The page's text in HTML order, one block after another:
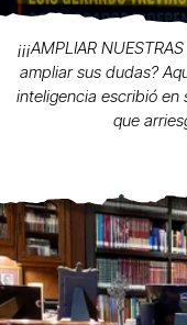
¡¡¡AMPLIAR
ampliar sus dudas?
inteligencia escribió en
que